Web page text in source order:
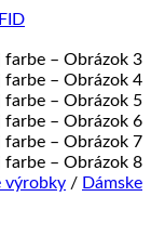
výrobky / Dámske